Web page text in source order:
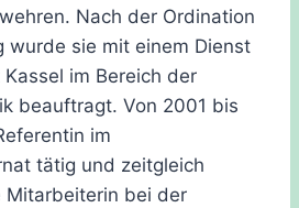
Nach der Ordination
wurde sie mit einem Dienst
im Bereich der
beauftragt. Von 2001 bis
im
tätig und zeitgleich
Mitarbeiterin bei der